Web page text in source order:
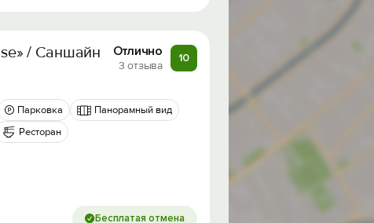
/ Саншайн ХаусОтлично
3 отзыва
10
Парковка
Панорамный вид
Ресторан
Бесплатая отмена